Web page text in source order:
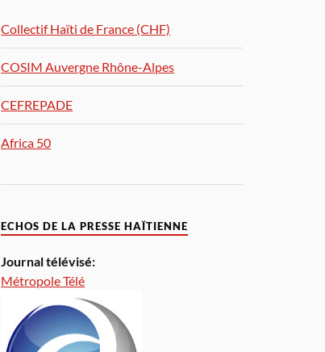
Collectif Haïti de France (CHF)
COSIM Auvergne Rhône-Alpes
CEFREPADE
Africa 50
ECHOS DE LA PRESSE HAÏTIENNE
Journal télévisé:
Métropole Télé